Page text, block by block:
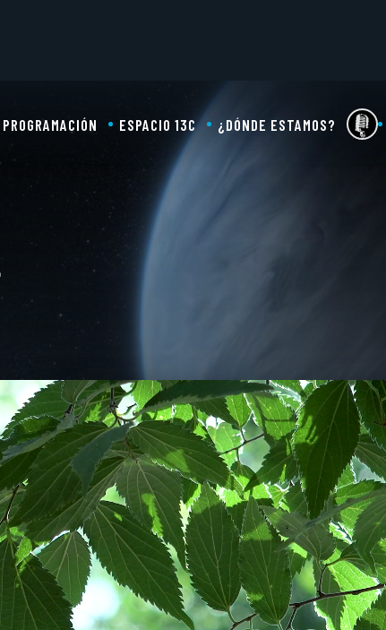
PROGRAMACIÓN ESPACIO 13C ¿DÓNDE ESTAMOS?